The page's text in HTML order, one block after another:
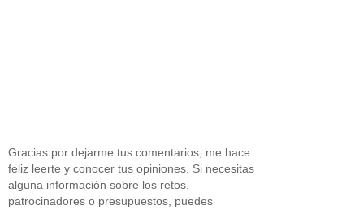
Gracias por dejarme tus comentarios, me hace
feliz leerte y conocer tus opiniones. Si necesitas
alguna información sobre los retos,
patrocinadores o presupuestos, puedes